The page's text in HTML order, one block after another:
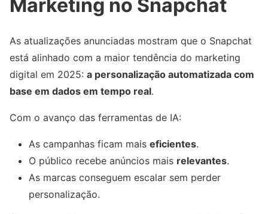
Marketing no Snapchat
As atualizações anunciadas mostram que o Snapchat
está alinhado com a maior tendência do marketing
digital em 2025: a personalização automatizada com
base em dados em tempo real.
Com o avanço das ferramentas de IA:
As campanhas ficam mais eficientes.
O público recebe anúncios mais relevantes.
As marcas conseguem escalar sem perder
personalização.